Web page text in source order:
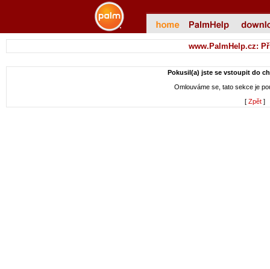
www.PalmHelp.cz:
Pokusil(a) jste se vstoupit do
Omlouváme se, tato sekce je
[ Zpět]